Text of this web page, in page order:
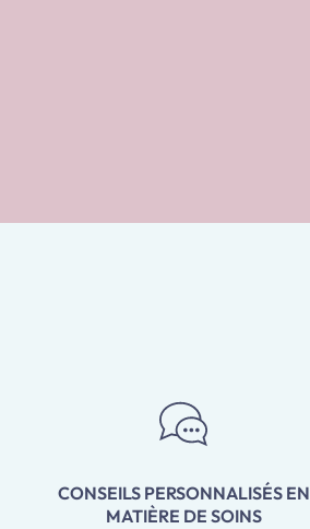
CONSEILS PERSONNALISÉS EN
MATIÈRE DE SOINS